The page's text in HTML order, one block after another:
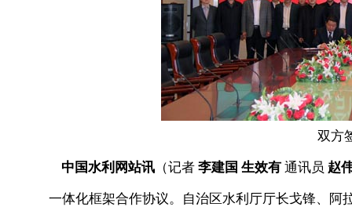
双方
中国水利网站讯 （记者 李建国 生效有 通讯员 赵
一体化框架合作协议。自治区水利厅厅长戈锋、